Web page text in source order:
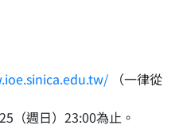
（一律從
（週日）23:00為止。